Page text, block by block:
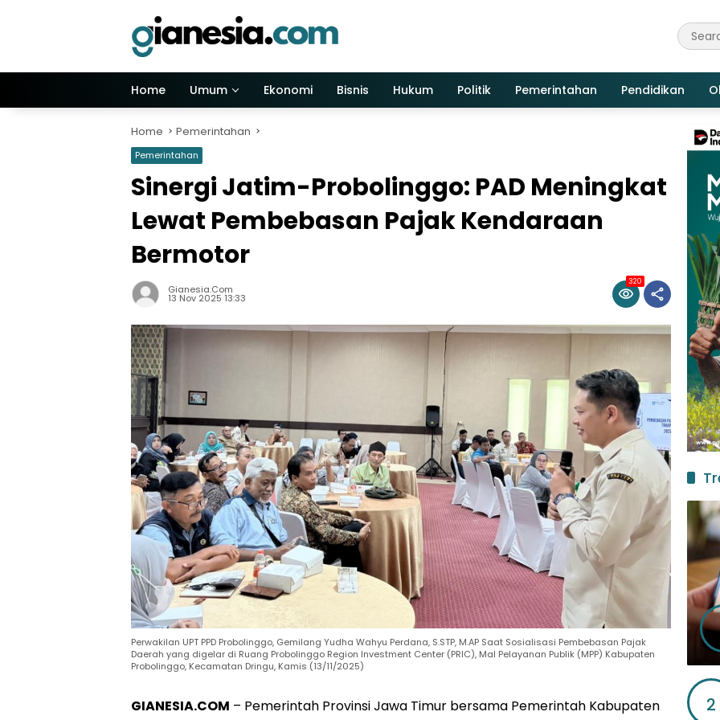
Home Umum Ekonomi Bisnis Hukum Politik Pemerintahan Pendidikan
Home Pemerintahan
Pemerintahan
Sinergi Jatim-Probolinggo: PAD Meningkat
Lewat Pembebasan Pajak Kendaraan
Bermotor
Gianesia.com
13 Nov 2025 13:33
320
Perwakilan UPT PPD Probolinggo, Gemilang Yudha Wahyu Perdana, S.STP, M.AP Saat Sosialisasi Pembebasan Pajak
Daerah yang digelar di Ruang Probolinggo Region Investment Center (PRIC), Mal Pelayanan Publik (MPP) Kabupaten
Probolinggo, Kecamatan Dringu, Kamis (13/11/2025)
GIANESIA.COM – Pemerintah Provinsi Jawa Timur bersama Pemerintah Kabupaten
2